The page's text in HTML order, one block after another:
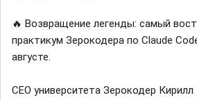
🔥 Возвращение легенды: самый
практикум Зерокодера по Claude
августе.
CEO университета Зерокодер